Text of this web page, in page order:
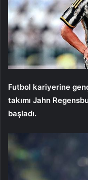
Futbol kariyerine
takımı Jahn
başladı.